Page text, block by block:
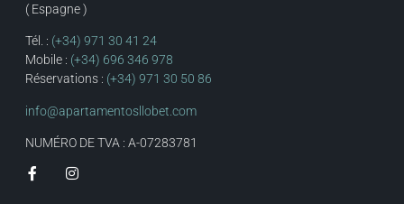
( Espagne )
Tél. : (+34) 971 30 41 24
Mobile : (+34) 696 346 978
Réservations : (+34) 971 30 50 86
info@apartamentosllobet.com
NUMÉRO DE TVA : A-07283781